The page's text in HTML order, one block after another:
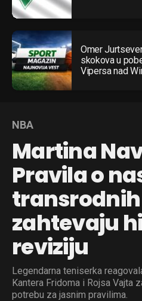
Omer
skokova u
Vipersa nad
NBA
Martina
Pravila o
zahtevaju
reviziju
Legendarna teniserka
Kantera Fridoma i Rojsa Vajta
potrebu za jasnim pravilima.